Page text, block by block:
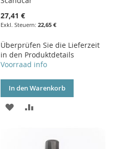
27,41 €
22,65 €
Überprüfen Sie die Lieferzeit
in den Produktdetails
Voorraad info
In den Warenkorb
ZUR
HINZUFÜGENHINZUFÜGEN